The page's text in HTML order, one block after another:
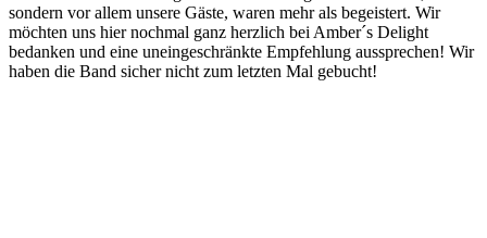
sondern vor allem unsere Gäste, waren mehr als begeistert. Wir
möchten uns hier nochmal ganz herzlich bei Amber´s Delight
bedanken und eine uneingeschränkte Empfehlung aussprechen! Wir
haben die Band sicher nicht zum letzten Mal gebucht!